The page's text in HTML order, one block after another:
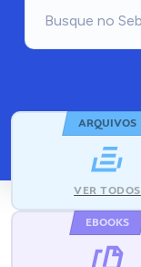
ARQUIVOS
VER TODOS
EBOOKS